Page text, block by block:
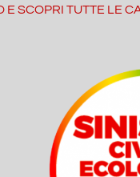
E SCOPRI TUTTE LE